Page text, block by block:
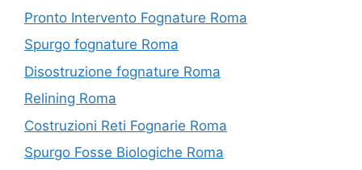
Pronto Intervento Fognature Roma
Spurgo fognature Roma
Disostruzione fognature Roma
Relining Roma
Costruzioni Reti Fognarie Roma
Spurgo Fosse Biologiche Roma